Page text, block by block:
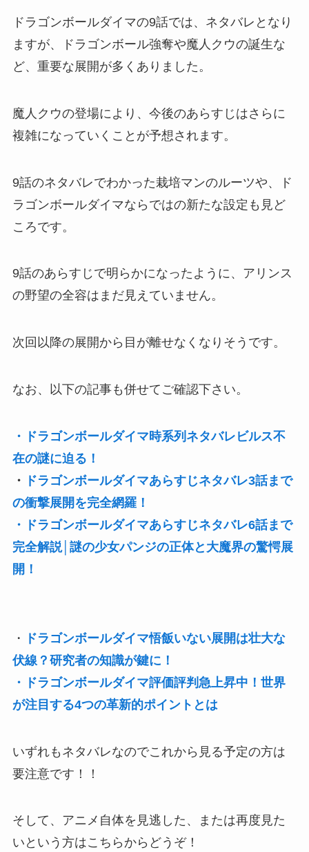
ドラゴンボールダイマの9話では、ネタバレとなり
ますが、ドラゴンボール強奪や魔人クウの誕生な
ど、重要な展開が多くありました。
魔人クウの登場により、今後のあらすじはさらに
複雑になっていくことが予想されます。
9話のネタバレでわかった栽培マンのルーツや、ド
ラゴンボールダイマならではの新たな設定も見ど
ころです。
9話のあらすじで明らかになったように、アリンス
の野望の全容はまだ見えていません。
次回以降の展開から目が離せなくなりそうです。
なお、以下の記事も併せてご確認下さい。
・ドラゴンボールダイマ時系列ネタバレビルス不
在の謎に迫る！
・ ドラゴンボールダイマあらすじネタバレ3話まで
の衝撃展開を完全網羅！
・ドラゴンボールダイマあらすじネタバレ6話まで
完全解説│謎の少女パンジの正体と大魔界の驚愕展
開！
・
ドラゴンボールダイマ悟飯いない展開は壮大な
伏線？研究者の知識が鍵に！
・ドラゴンボールダイマ評価評判急上昇中！世界
が注目する4つの革新的ポイントとは
いずれもネタバレなのでこれから見る予定の方は
要注意です！！
そして、アニメ自体を見逃した、または再度見た
いという方はこちらからどうぞ！